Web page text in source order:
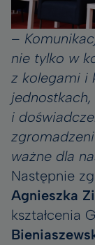
–
nie tylko w
z kolegami i
i
ważne dla
Następnie
Agnieszka
kształcenia